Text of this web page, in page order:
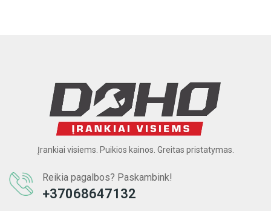
Įrankiai visiems. Puikios kainos. Greitas pristatymas.
Reikia pagalbos? Paskambink!
+37068647132